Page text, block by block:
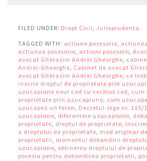
FILED UNDER: Drept Civil, Jurisprudenta
TAGGED WITH: actiune posesorie,
actiunea posesorie, actiuni posesorii,
avocat Gherasim Andrei Gheorghe,
Andrei-Gheorghe, Cabinet de avocat
avocat Gherasim Andrei Gheorghe, ce
inscrie dreptul de proprietate prin
uzucapiune noul cod cu vechiul cod, cum
proprietate prin uzucapiune, cum
uzucapez un teren, Decretul-lege nr. 115/
uzucapiune, diferentele uzucapiunii,
proprietate, dreptul de proprietate,
a dreptului de proprietate, mod originar
proprietatii, momentul dobandirii
uzucapiune, obtinerea dreptului de
posesia pentru dobandirea proprietatii,